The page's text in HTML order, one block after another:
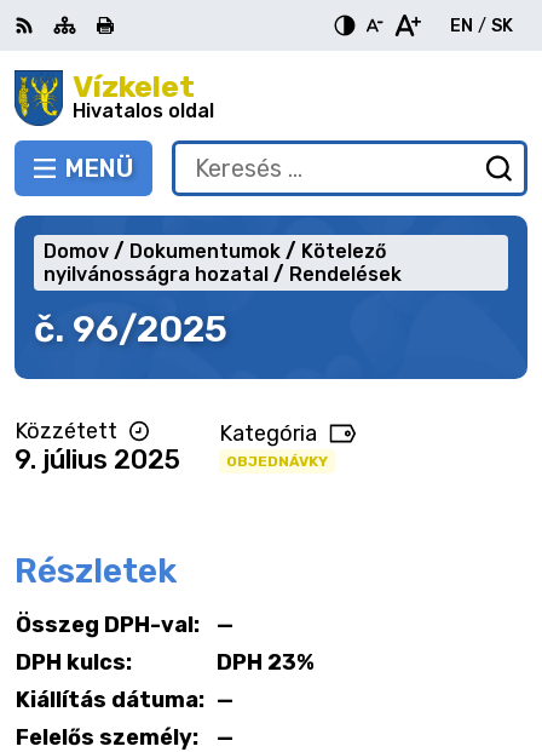
Ugrás
a
tartalomraVízkelet
Hivatalos oldal
VÁLTÁS
MENÜ
RSS Oldaltérkép
Nyomtatás
EN
English
/ SK
Keresés:
be
a
č. 96/2025
Domov Dokumentumok
Kötelező
nyilvánosságra hozatal
Rendelések
Közzétett
9. július 2025
Kategória
OBJEDNÁVKY
Részletek
Összeg DPH-val:
—
DPH kulcs:
DPH 23%
Kiállítás dátuma: —
Felelős személy:
—